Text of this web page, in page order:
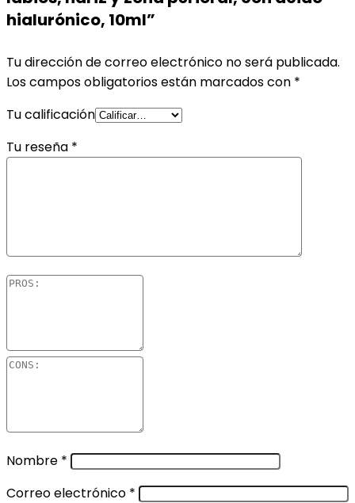
hialurónico, 10ml”
Tu dirección de correo electrónico no será publicada.
Los campos obligatorios están marcados con *
Tu calificación
Tu reseña *
Nombre *
Correo electrónico *